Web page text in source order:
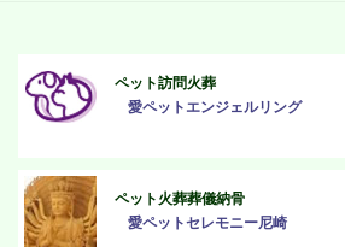
ペット訪問火葬
愛ペットエンジェルリング
ペット火葬葬儀納骨
愛ペットセレモニー尼崎